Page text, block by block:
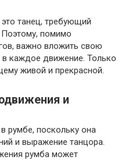
танец, требующий
помимо
важно вложить свою
в каждое движение. Только
живой и прекрасной.
и
румбе, поскольку она
и выражение танцора.
румба может